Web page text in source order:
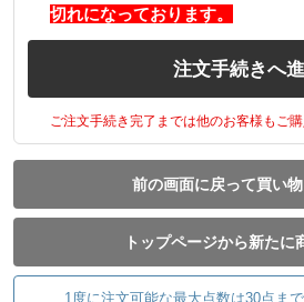
切れになっております。
注文手続きへ
ご注文手続き完了までは他のお客様もご購
前の画面に戻って買い
トップページから新たに
1度に注文可能な最大点数は30点ま